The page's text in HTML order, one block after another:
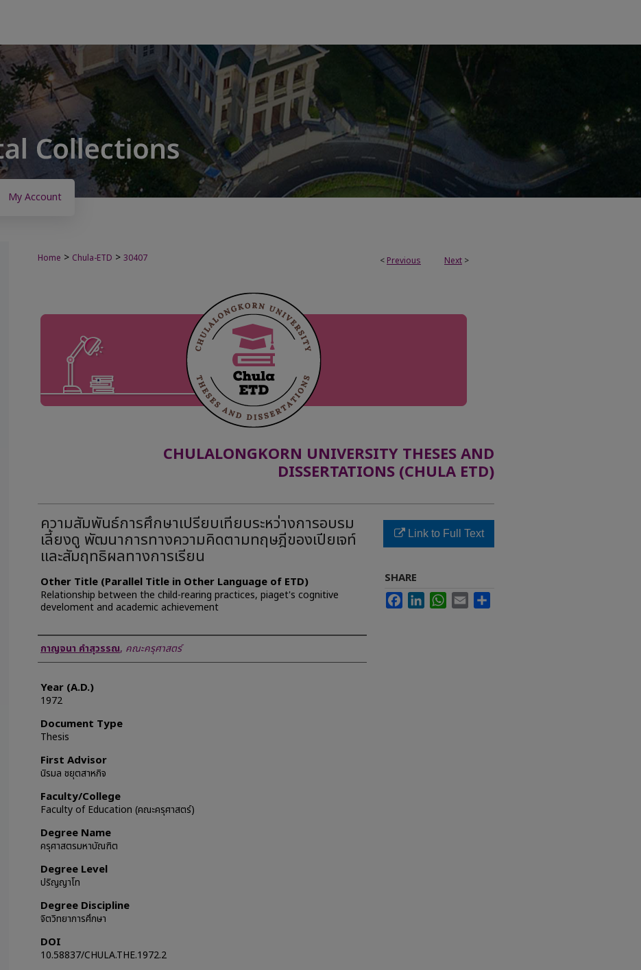
My Account
< Previous Next >
Home > Chula-ETD > 30407
CHULALONGKORN UNIVERSITY THESES AND
DISSERTATIONS (CHULA ETD)
ความสัมพันธ์การศึกษาเปรียบเทียบระหว่างการอบรม
เลี้ยงดู พัฒนาการทางความคิดตามทฤษฎีของเปียเจท์
และสัมฤทธิผลทางการเรียน
Other Title (Parallel Title in Other Language of ETD)
Relationship between the child-rearing practices, piaget's cognitive
develoment and academic achievement
Author
กาญจนา คำสุวรรณ, คณะครุศาสตร์
Year (A.D.)
1972
Document Type
Thesis
First Advisor
นิรมล ชยุตสาหกิจ
Faculty/College
Faculty of Education (คณะครุศาสตร์)
Degree Name
ครุศาสตรมหาบัณฑิต
Degree Level
ปริญญาโท
Degree Discipline
จิตวิทยาการศึกษา
DOI
10.58837/CHULA.THE.1972.2
Link to Full Text
SHARE
FacebookLinkedInWhatsApp
Email